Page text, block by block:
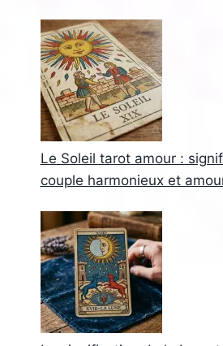
Le Soleil tarot amour :
couple harmonieux et